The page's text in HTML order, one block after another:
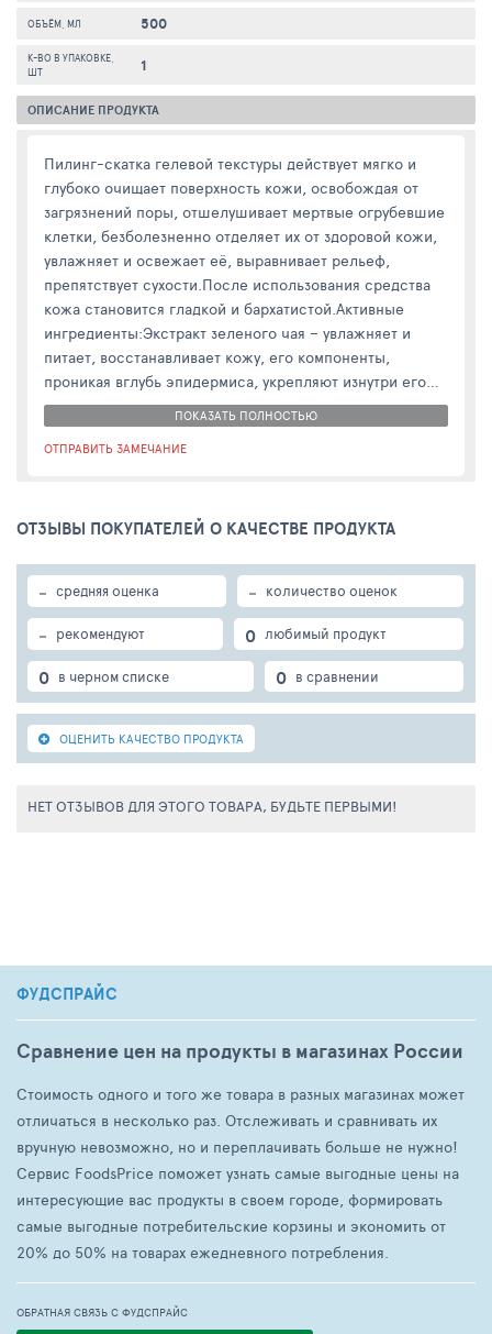
ОБЪЁМ, МЛ 500
К-ВО В УПАКОВКЕ,
ШТ
1
ОПИСАНИЕ ПРОДУКТА
Пилинг-скатка гелевой текстуры действует мягко и
глубоко очищает поверхность кожи, освобождая от
загрязнений поры, отшелушивает мертвые огрубевшие
клетки, безболезненно отделяет их от здоровой кожи,
увлажняет и освежает её, выравнивает рельеф,
препятствует сухости.После использования средства
кожа становится гладкой и бархатистой.Активные
ингредиенты:Экстракт зеленого чая – увлажняет и
питает, восстанавливает кожу, его компоненты,
проникая вглубь эпидермиса, укрепляют изнутри его
структуру, стимулируя образование коллагена, обладая
противовоспалительным действием препятствуют
раздражениям. Компонент с мощнейшим
обновлению и омоложению.Аллантоин – обладает
регенерации, заживлению ссадин и других
повреждений, препятствует проявлениям акне и
купероза, поддерживает процесс отделения мертвых
огрубевших клеток кожи, предупреждает закупорку пор
и появление комедонов, обладая антиоксидантными
свойствами предупреждает разрушение клеток.
ПОКАЗАТЬ ПОЛНОСТЬЮ
ОТПРАВИТЬ ЗАМЕЧАНИЕ
ОТЗЫВЫ ПОКУПАТЕЛЕЙ О КАЧЕСТВЕ ПРОДУКТА
- средняя оценка - количество оценок
- рекомендуют 0 любимый продукт
0 в черном списке 0 в сравнении
ОЦЕНИТЬ КАЧЕСТВО ПРОДУКТА
НЕТ ОТЗЫВОВ ДЛЯ ЭТОГО ТОВАРА, БУДЬТЕ ПЕРВЫМИ!
ФУДСПРАЙС
Сравнение цен на продукты в магазинах России
Стоимость одного и того же товара в разных магазинах может
отличаться в несколько раз. Отслеживать и сравнивать их
вручную невозможно, но и переплачивать больше не нужно!
Сервис FoodsPrice поможет узнать самые выгодные цены на
интересующие вас продукты в своем городе, формировать
самые выгодные потребительские корзины и экономить от
20% до 50% на товарах ежедневного потребления.
ОБРАТНАЯ СВЯЗЬ С ФУДСПРАЙС